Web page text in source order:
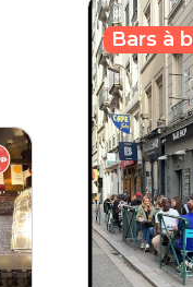
Bars à